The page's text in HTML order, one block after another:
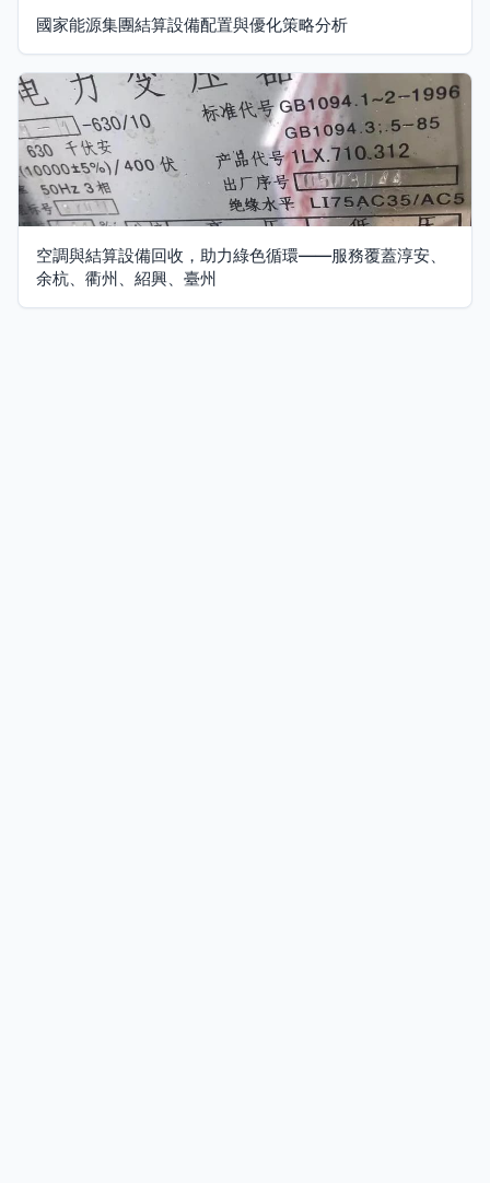
國家能源集團結算設備配置與優化策略分析
空調與結算設備回收，助力綠色循環——服務覆蓋淳安、
余杭、衢州、紹興、臺州